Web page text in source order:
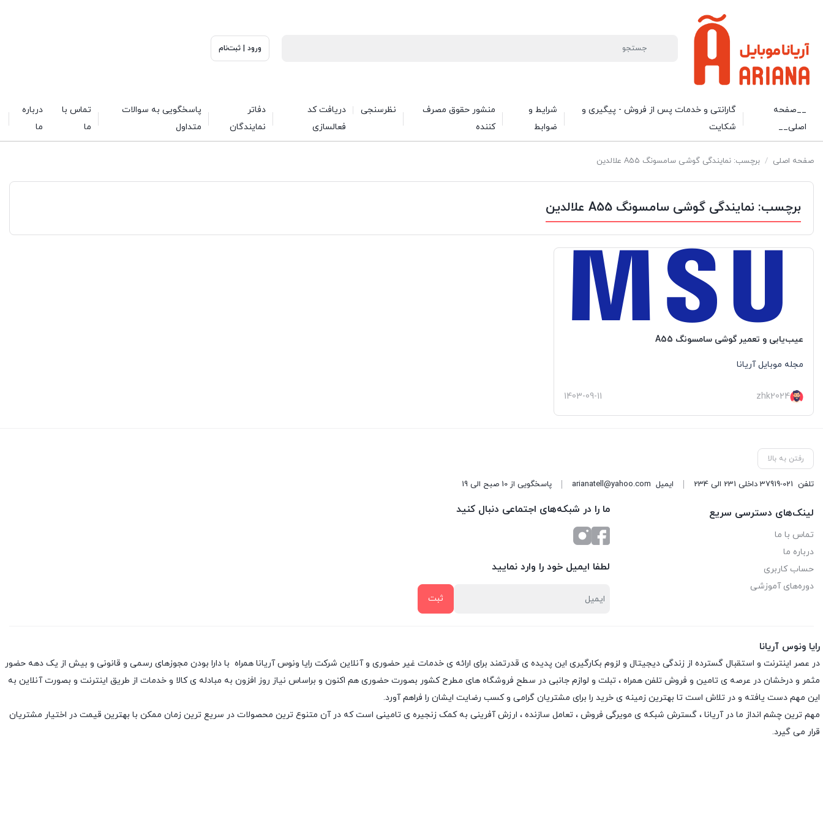
ورود | ثبت‌نام
__صفحه
اصلی__
گارانتی و خدمات پس از فروش - پیگیری و
شکایت
شرایط و
ضوابط
منشور حقوق مصرف
کننده
نظرسنجی
دریافت کد
فعالسازی
دفاتر
نمایندگان
پاسخگویی به سوالات
متداول
تماس با
ما
درباره
ما
صفحه اصلی / برچسب: نمایندگی گوشی سامسونگ A55 علالدین
برچسب: نمایندگی گوشی سامسونگ A55 علالدین
عیب‌یابی و تعمیر گوشی سامسونگ A55
مجله موبایل آریانا
zhk2024
1403-09-11
رفتن به بالا
تلفن 37919-021 داخلی 231 الی 234 ایمیل arianatell@yahoo.com پاسخگویی از 10 صبح الی 19
لینک‌های دسترسی سریع
تماس با ما
درباره ما
حساب کاربری
دوره‌های آموزشی
ما را در شبکه‌های اجتماعی دنبال کنید
لطفا ایمیل خود را وارد نمایید
رایا ونوس آریانا
در عصر اینترنت و استقبال گسترده از زندگی دیجیتال و لزوم بکارگیری این پدیده ی قدرتمند برای ارائه ی خدمات غیر حضوری و آنلاین شرکت رایا ونوس آریانا همراه با دارا بودن مجوزهای رسمی و قانونی و بیش از یک دهه حضور
مثمر و درخشان در عرصه ی تامین و فروش تلفن همراه ، تبلت و لوازم جانبی در سطح فروشگاه های مطرح کشور بصورت حضوری هم اکنون و براساس نیاز روز افزون به مبادله ی کالا و خدمات از طریق اینترنت و بصورت آنلاین به
این مهم دست یافته و در تلاش است تا بهترین زمینه ی خرید را برای مشتریان گرامی و کسب رضایت ایشان را فراهم آورد.
مهم ترین چشم انداز ما در آریانا ، گسترش شبکه ی مویرگی فروش ، تعامل سازنده ، ارزش آفرینی به کمک زنجیره ی تامینی است که در آن متنوع ترین محصولات در سریع ترین زمان ممکن با بهترین قیمت در اختیار مشتریان
قرار می گیرد.